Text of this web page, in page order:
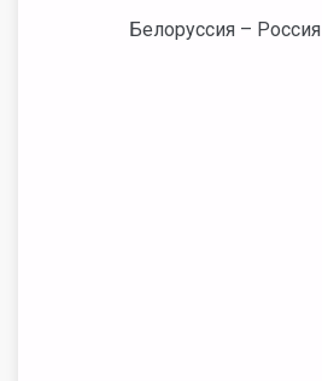
Белоруссия – Россия